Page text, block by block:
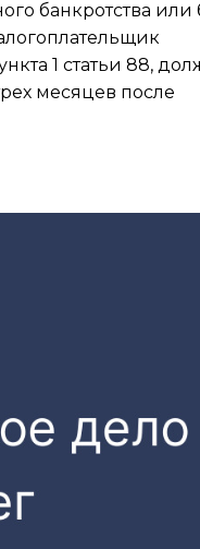
банкротства или
1 статьи 88,
месяцев после